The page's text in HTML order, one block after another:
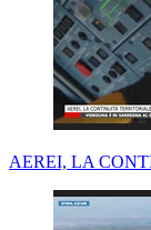
AEREI, LA